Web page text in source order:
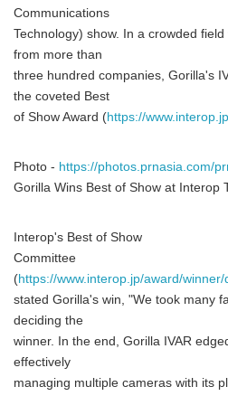
Communications
Technology) show. In a crowded
from more than
three hundred companies, Gorilla's
the coveted Best
of Show Award (https://
Photo - https://photos.prnasia.com/
Gorilla Wins Best of Show at Interop
Interop's Best of Show
Committee
(https://www.interop.jp/award/
stated Gorilla's win, "We took many
deciding the
winner. In the end, Gorilla IVAR
effectively
managing multiple cameras with its